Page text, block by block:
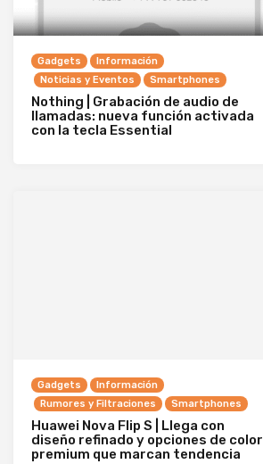
Gadgets
Información
Noticias y Eventos
Smartphones
Nothing | Grabación de audio de
llamadas: nueva función activada
con la tecla Essential
Gadgets
Información
Rumores y Filtraciones
Smartphones
Huawei Nova Flip S | Llega con
diseño refinado y opciones de color
premium que marcan tendencia